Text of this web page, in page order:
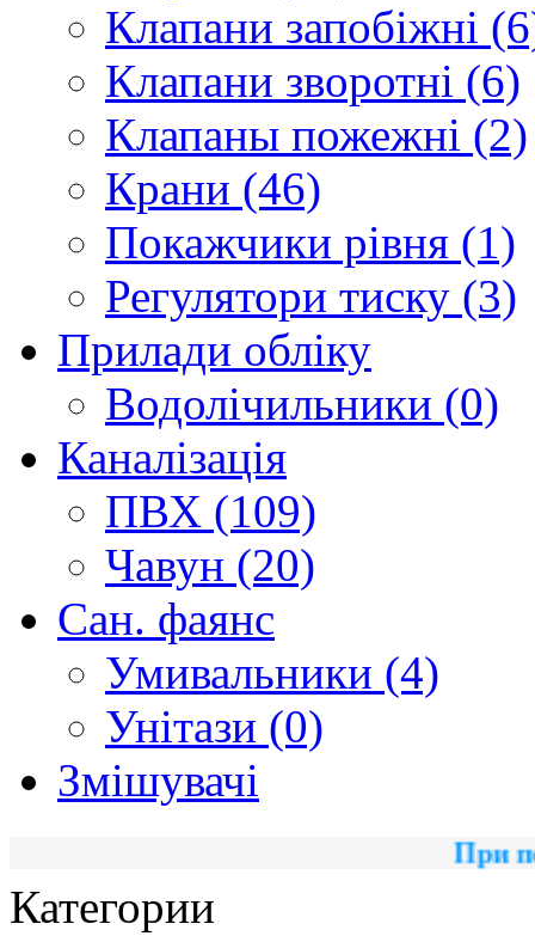
Клапани запобіжні
Клапани зворотні (6)
Клапаны пожежні (2)
Крани (46)
Покажчики рівня (1)
Регулятори тиску (3)
Прилади обліку
Водолічильники (0)
Каналізація
ПВХ (109)
Чавун (20)
Сан. фаянс
Умивальники (4)
Унітази (0)
Змішувачі
При
Категории